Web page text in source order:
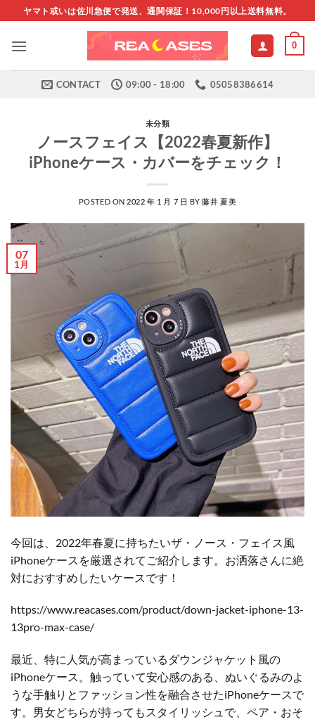
to
content
ヤマト或いは佐川急便で発送、通関保証！10,000円以上送料無料。
0
CONTACT 09:00 - 18:00 05058386614
未分類
ノースフェイス【2022春夏新作】
iPhoneケース・カバーをチェック！
POSTED ON 2022 年 1 月 7 日 BY藤井 夏美
07
1月
今回は、2022年春夏に持ちたいザ・ノース・フェイス風
iPhoneケースを厳選されてご紹介します。お洒落さんに絶
対におすすめしたいケースです！
https://www.reacases.com/product/down-jacket-iphone-13-
13pro-max-case/
最近、特に人気が高まっているダウンジャケット風の
iPhoneケース。触っていて安心感のある、ぬいぐるみのよ
うな手触りとファッション性を融合させたiPhoneケースで
す。男女どちらが持ってもスタイリッシュで、ペア・おそ